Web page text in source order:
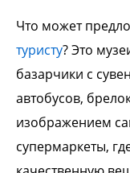
Что может
туристу?Это
базарчики с
автобусов,
изображением
супермаркеты,